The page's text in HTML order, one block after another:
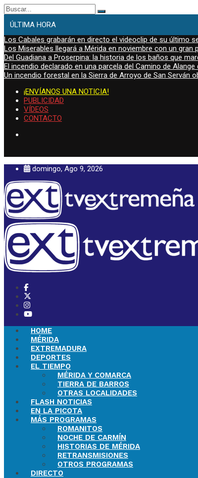
Buscar:
ÚLTIMA HORA
Los Cabales grabarán en directo el videoclip de su último
Los Miserables llegará a Mérida en noviembre con un
Del Guadiana a Proserpina: la historia de los baños que
El incendio declarado en una parcela del Camino de
Un incendio forestal en la Sierra de Arroyo de San Serván
¡ENVÍANOS UNA NOTICIA!
PUBLICIDAD
VÍDEOS
CONTACTO
domingo, Ago 9, 2026
HOME
MÉRIDA
EXTREMADURA
DEPORTES
EL TIEMPO
MÉRIDA Y COMARCA
TIERRA DE BARROS
OTRAS LOCALIDADES
FLASH NOTICIAS
EN LA PICOTA
MÁS PROGRAMAS
ROMANITOS
NOCHE DE CARMÍN
HISTORIAS DE MÉRIDA
RETRANSMISIONES
OTROS PROGRAMAS
DIRECTO